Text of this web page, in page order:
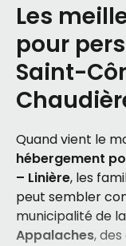
Les
pour
Saint-
Quand vient le
hébergement
– Linière, les
peut sembler
municipalité de
Appalaches,